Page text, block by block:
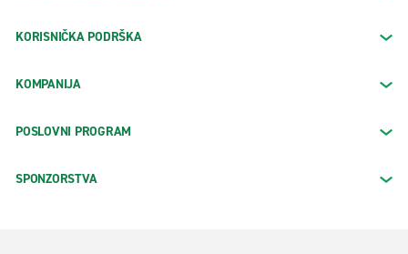
KORISNIČKA PODRŠKA
KOMPANIJA
POSLOVNI PROGRAM
SPONZORSTVA